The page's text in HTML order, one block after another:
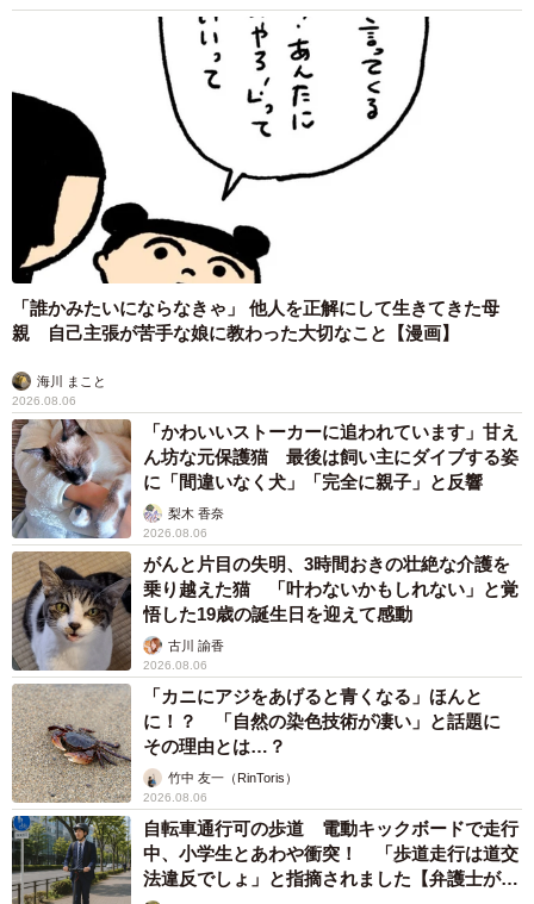
「誰かみたいにならなきゃ」 他人を正解にして生きてきた母
親 自己主張が苦手な娘に教わった大切なこと【漫画】
海川 まこと
2026.08.06
「かわいいストーカーに追われています」甘え
ん坊な元保護猫 最後は飼い主にダイブする姿
に「間違いなく犬」「完全に親子」と反響
梨木 香奈
2026.08.06
がんと片目の失明、3時間おきの壮絶な介護を
乗り越えた猫 「叶わないかもしれない」と覚
悟した19歳の誕生日を迎えて感動
古川 諭香
2026.08.06
「カニにアジをあげると青くなる」ほんと
に！？ 「自然の染色技術が凄い」と話題に
その理由とは…？
竹中 友一（RinToris）
2026.08.06
自転車通行可の歩道 電動キックボードで走行
中、小学生とあわや衝突！ 「歩道走行は道交
法違反でしょ」と指摘されました【弁護士が解